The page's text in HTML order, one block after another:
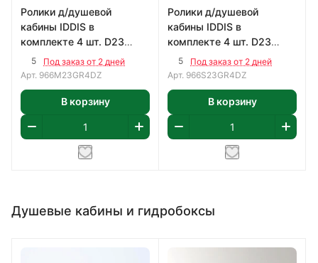
Ролики д/душевой
кабины IDDIS в
комплекте 4 шт. D23
966M23GR4DZ
5
Под заказ от 2 дней
Арт. 966M23GR4DZ
В корзину
Ролики д/душевой
кабины IDDIS в
комплекте 4 шт. D23
966S23GR4DZ
5
Под заказ от 2 дней
Арт. 966S23GR4DZ
В корзину
Душевые кабины и гидробоксы